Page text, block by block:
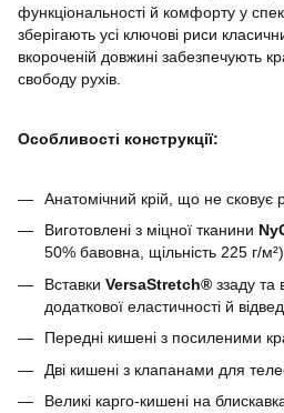
функціональності й комфорту у
зберігають усі ключові риси
вкороченій довжині забезпечують
свободу рухів.
Особливості конструкції:
Анатомічний крій, що не сковує
Виготовлені з міцної тканини
50% бавовна, щільність 225 г/
Вставки VersaStretch® ззаду
додаткової еластичності й
Передні кишені з посиленими
Дві кишені з клапанами для
Великі карго-кишені на